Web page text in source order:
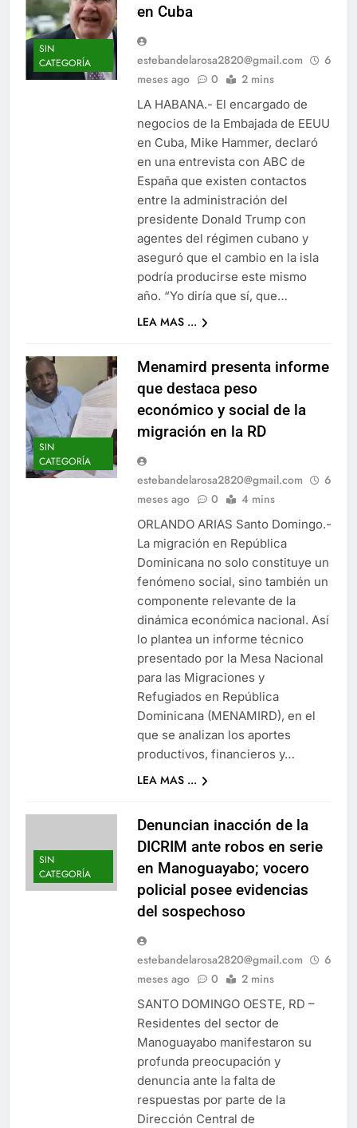
SIN
CATEGORÍA
en Cuba
estebandelarosa2820@gmail.com
6
meses ago
0 2 mins
LA HABANA.- El encargado de
negocios de la Embajada de EEUU
en Cuba, Mike Hammer, declaró
en una entrevista con ABC de
España que existen contactos
entre la administración del
presidente Donald Trump con
agentes del régimen cubano y
aseguró que el cambio en la isla
podría producirse este mismo
año. “Yo diría que sí, que…
LEA MAS ...
SIN
CATEGORÍA
Menamird presenta informe
que destaca peso
económico y social de la
migración en la RD
estebandelarosa2820@gmail.com
6
meses ago
0 4 mins
ORLANDO ARIAS Santo Domingo.-
La migración en República
Dominicana no solo constituye un
fenómeno social, sino también un
componente relevante de la
dinámica económica nacional. Así
lo plantea un informe técnico
presentado por la Mesa Nacional
para las Migraciones y
Refugiados en República
Dominicana (MENAMIRD), en el
que se analizan los aportes
productivos, financieros y…
LEA MAS ...
SIN
CATEGORÍA
Denuncian inacción de la
DICRIM ante robos en serie
en Manoguayabo; vocero
policial posee evidencias
del sospechoso
estebandelarosa2820@gmail.com
6
meses ago
0 2 mins
SANTO DOMINGO OESTE, RD –
Residentes del sector de
Manoguayabo manifestaron su
profunda preocupación y
denuncia ante la falta de
respuestas por parte de la
Dirección Central de